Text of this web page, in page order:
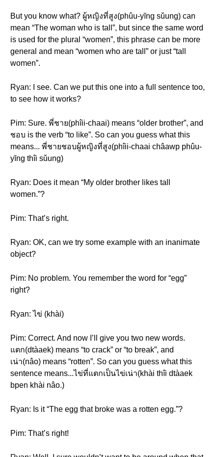
But you know what? ผู้หญิงที่สูง(phûu-yĭng sǔung) can
mean “The woman who is tall”, but since the same word
is used for the plural “women”, this phrase can be more
general and mean “women who are tall” or just “tall
women”.
Ryan: I see. Can we put this one into a full sentence too,
to see how it works?
Pim: Sure. พี่ชาย(phîii-chaai) means “older brother”, and
ชอบ is the verb “to like”. So can you guess what this
means... พี่ชายชอบผู้หญิงที่สูง(phîii-chaai châawp phûu-
yĭng thîi sǔung)
Ryan: Does it mean “My older brother likes tall
women.”?
Pim: That’s right.
Ryan: OK, can we try some example with an inanimate
object?
Pim: No problem. You remember the word for “egg”
right?
Ryan: ไข่ (khài)
Pim: Correct. And now I’ll give you two new words.
แตก(dtàaek) means “to crack” or “to break”, and
เน่า(nâo) means “rotten”. So can you guess what this
sentence means...ไข่ที่แตกเป็นไข่เน่า(khài thîi dtàaek
bpen khài nâo.)
Ryan: Is it “The egg that broke was a rotten egg.”?
Pim: That’s right!